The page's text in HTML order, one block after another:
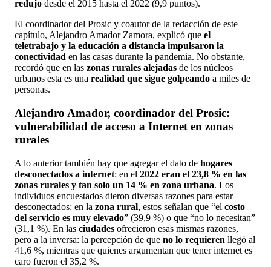
redujo desde el 2015 hasta el 2022 (9,9 puntos).
El coordinador del Prosic y coautor de la redacción de este
capítulo, Alejandro Amador Zamora, explicó que el
teletrabajo y la educación a distancia impulsaron la
conectividad en las casas durante la pandemia. No obstante,
recordó que en las zonas rurales alejadas de los núcleos
urbanos esta es una realidad que sigue golpeando a miles de
personas.
Alejandro Amador, coordinador del Prosic:
vulnerabilidad de acceso a Internet en zonas
rurales
A lo anterior también hay que agregar el dato de hogares
desconectados a internet: en el 2022 eran el 23,8 % en las
zonas rurales y tan solo un 14 % en zona urbana. Los
individuos encuestados dieron diversas razones para estar
desconectados: en la zona rural, estos señalan que “el costo
del servicio es muy elevado” (39,9 %) o que “no lo necesitan”
(31,1 %). En las ciudades ofrecieron esas mismas razones,
pero a la inversa: la percepción de que no lo requieren llegó al
41,6 %, mientras que quienes argumentan que tener internet es
caro fueron el 35,2 %.